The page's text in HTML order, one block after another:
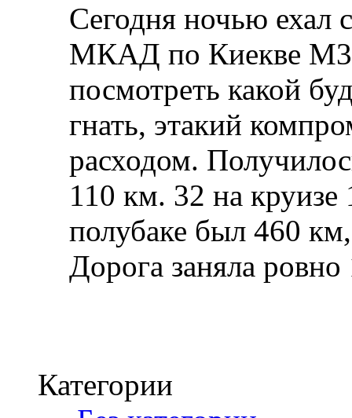
Сегодня ночью ехал
МКАД по Киекве М3,
посмотреть какой
гнать, этакий
расходом.
110 км. 32 на
полубаке был 460
Дорога заняла
Категории